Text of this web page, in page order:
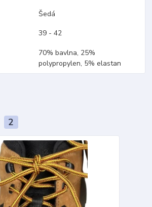
Šedá
39 - 42
70% bavlna, 25%
polypropylen, 5% elastan
2